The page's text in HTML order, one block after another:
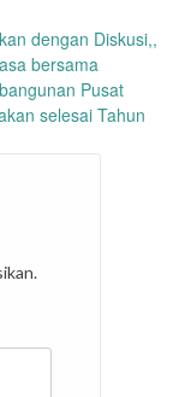
dengan Diskusi,,
bersama
Pusat
selesai Tahun